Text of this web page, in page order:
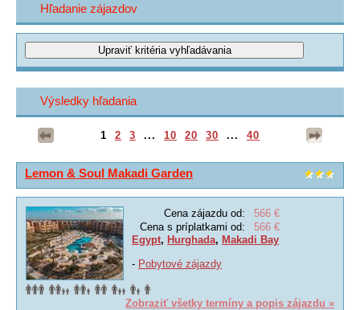
Hľadanie zájazdov
Výsledky hľadania
1 2 3 ... 10 20 30 ... 40
Lemon & Soul Makadi Garden
Cena zájazdu od:
566 €
Cena s príplatkami od:
566 €
Egypt, Hurghada, Makadi Bay
- Pobytové zájazdy
Zobraziť všetky termíny a popis zájazdu »